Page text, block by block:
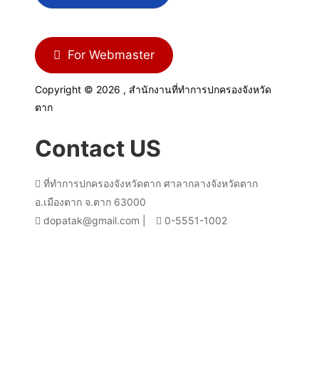
For Webmaster
Copyright © 2026 , สำนักงานที่ทำการปกครองจังหวัด
ตาก
Contact US
ที่ทำการปกครองจังหวัดตาก ศาลากลางจังหวัดตาก
อ.เมืองตาก จ.ตาก 63000
dopatak@gmail.com |
0-5551-1002